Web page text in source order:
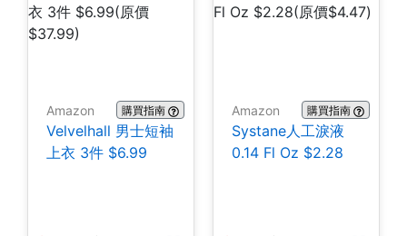
Amazon 購買指南
Velvelhall 男士短袖
上衣 3件 $6.99
Amazon 購買指南
Systane人工淚液
0.14 Fl Oz $2.28